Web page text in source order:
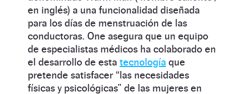
en inglés) a una funcionalidad diseñada
para los días de menstruación de las
conductoras. One asegura que un equipo
de especialistas médicos ha colaborado en
el desarrollo de esta tecnología que
pretende satisfacer “las necesidades
físicas y psicológicas” de las mujeres en